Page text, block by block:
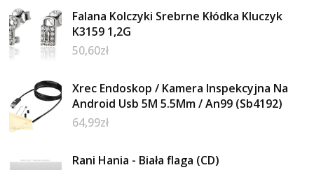
Falana Kolczyki Srebrne Kłódka Kluczyk
K3159 1,2G
50,60zł
Xrec Endoskop / Kamera Inspekcyjna Na
Android Usb 5M 5.5Mm / An99 (Sb4192)
64,99zł
Rani Hania - Biała flaga (CD)